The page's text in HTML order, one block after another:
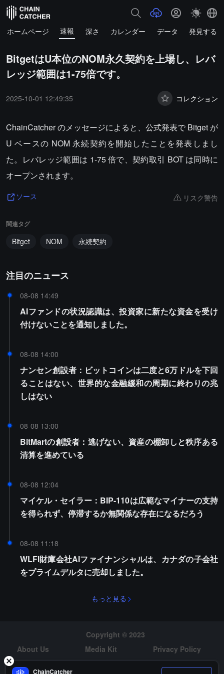
ホームページ 速報 深さ カレンダー データ 発見する
BitgetはU本位のNOM永久契約を上場し、レバ
レッジ範囲は1-75倍です。
2025-10-01 12:49:35 コレクション
ChainCatcher のメッセージによると、公式発表で Bitget が
U ベースの NOM 永続契約を開始したことを発表しまし
た。レバレッジ範囲は 1-75 倍で、契約取引 BOT は同時に
オープンされます。
ソース リスク警告
関連タグ
Bitget NOM 永続契約
注目のニュース
08-08 14:49
AIファンドの状況認識は、投資家に新たな資金を受け
付けないことを通知しました。
08-08 14:00
ナンセン創設者：ビットコインは二度と6万ドルを下回
ることはない、世界的な金融緩和の周期に終わりの兆
しはない
08-08 13:00
BitMartの創設者：逃げない、資産の棚卸しと秩序ある
清算を進めている
08-08 12:04
マイケル・セイラー：BIP-110は広範なマイナーの支持
を得られず、停滞するか無関係な存在になるだろう
08-08 11:18
WLFI財庫会社AIファイナンシャルは、カナダの子会社
をプライムデルタに売却しました。
もっと見る
Copyright © 2023
About Us
Media Kit
Privacy Policy
Risk Warning
Hiring
ChainCatcher